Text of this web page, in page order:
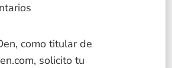
como titular de
, solicito tu